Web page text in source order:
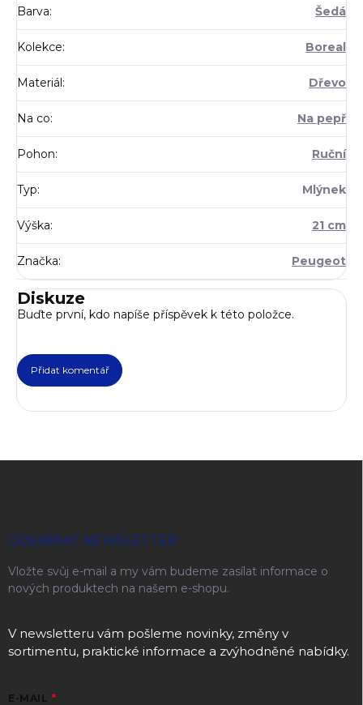
Barva: Šedá
Kolekce: Boreal
Materiál: Dřevo
Na co: Na pepř
Pohon: Ruční
Typ: Mlýnek
Výška: 21 cm
Značka: Peugeot
Diskuze
Buďte první, kdo napíše příspěvek k této položce.
Přidat komentář
ODEBÍRAT NEWSLETTER
Vložte svůj e-mail a my vám budeme zasílat informace o
nových produktech na našem e-shopu.
V newsletteru vám pošleme novinky, změny v
sortimentu, praktické informace a zvýhodněné nabídky.
E-MAIL